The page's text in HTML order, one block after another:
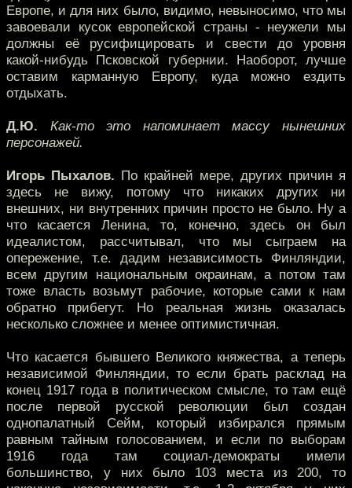
Европе, и для них было, видимо, невыносимо, что мы
завоевали кусок европейской страны - неужели мы
должны её русифицировать и свести до уровня
какой-нибудь Псковской губернии. Наоборот, лучше
оставим карманную Европу, куда можно ездить
отдыхать.
Д.Ю. Как-то это напоминает массу нынешних
персонажей.
Игорь Пыхалов. По крайней мере, других причин я
здесь не вижу, потому что никаких других ни
внешних, ни внутренних причин просто не было. Ну а
что касается Ленина, то, конечно, здесь он был
идеалистом, рассчитывал, что мы сыграем на
опережение, т.е. дадим независимость Финляндии,
всем другим национальным окраинам, а потом там
тоже власть возьмут рабочие, которые сами к нам
обратно прибегут. Но реальная жизнь оказалась
несколько сложнее и менее оптимистичная.
Что касается бывшего Великого княжества, а теперь
независимой Финляндии, то если брать расклад на
конец 1917 года в политическом смысле, то там ещё
после первой русской революции был создан
однопалатный Сейм, который избирался прямым
равным тайным голосованием, и если по выборам
1916 года там социал-демократы имели
большинство, у них было 103 места из 200, то